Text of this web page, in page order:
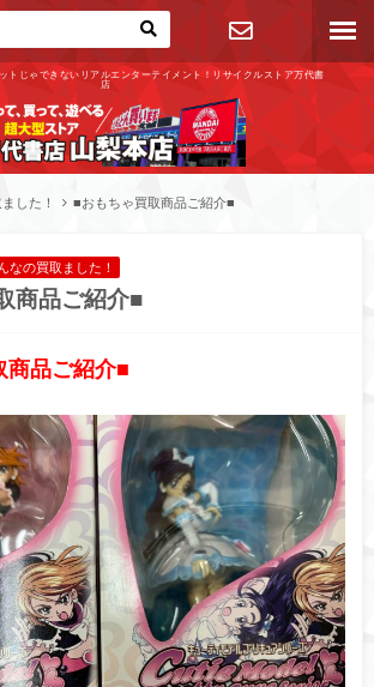
トじゃできないリアルエンターテイメント！リサイクルストア万代書
店
お問い合わ
せ
した！ ■おもちゃ買取商品ご紹介■
なの買取ました！
商品ご紹介■
商品ご紹介■